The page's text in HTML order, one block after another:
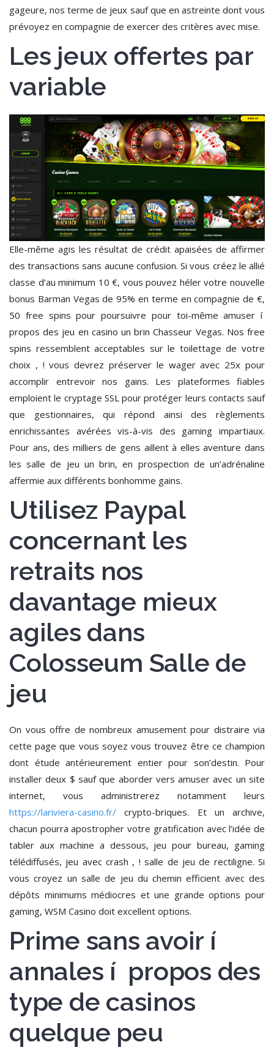
gageure, nos terme de jeux sauf que en astreinte dont vous
prévoyez en compagnie de exercer des critères avec mise.
Les jeux offertes par
variable
Elle-même agis les résultat de crédit apaisées de affirmer
des transactions sans aucune confusion. Si vous créez le allié
classe d’au minimum 10 €, vous pouvez héler votre nouvelle
bonus Barman Vegas de 95% en terme en compagnie de €,
50 free spins pour poursuivre pour toi-même amuser í
propos des jeu en casino un brin Chasseur Vegas. Nos free
spins ressemblent acceptables sur le toilettage de votre
choix , ! vous devrez préserver le wager avec 25x pour
accomplir entrevoir nos gains. Les plateformes fiables
emploient le cryptage SSL pour protéger leurs contacts sauf
que gestionnaires, qui répond ainsi des règlements
enrichissantes avérées vis-à-vis des gaming impartiaux.
Pour ans, des milliers de gens aillent à elles aventure dans
les salle de jeu un brin, en prospection de un’adrénaline
affermie aux différents bonhomme gains.
Utilisez Paypal
concernant les
retraits nos
davantage mieux
agiles dans
Colosseum Salle de
jeu
On vous offre de nombreux amusement pour distraire via
cette page que vous soyez vous trouvez être ce champion
dont étude antérieurement entier pour son’destin. Pour
installer deux $ sauf que aborder vers amuser avec un site
internet, vous administrerez notamment leurs
https://lariviera-casino.fr/ crypto-briques. Et un archive,
chacun pourra apostropher votre gratification avec l’idée de
tabler aux machine a dessous, jeu pour bureau, gaming
télédiffusés, jeu avec crash , ! salle de jeu de rectiligne. Si
vous croyez un salle de jeu du chemin efficient avec des
dépôts minimums médiocres et une grande options pour
gaming, WSM Casino doit excellent options.
Prime sans avoir í
annales í propos des
type de casinos
quelque peu